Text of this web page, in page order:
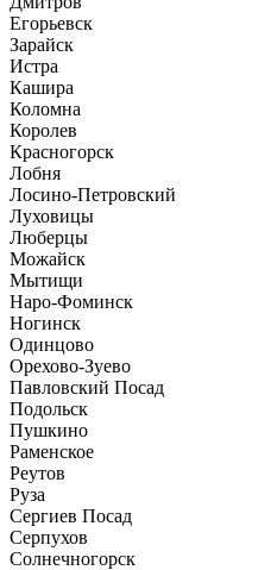
Егорьевск
Зарайск
Истра
Кашира
Коломна
Королев
Красногорск
Лобня
Лосино-Петровский
Луховицы
Люберцы
Можайск
Мытищи
Наро-Фоминск
Ногинск
Одинцово
Орехово-Зуево
Павловский Посад
Подольск
Пушкино
Раменское
Реутов
Руза
Сергиев Посад
Серпухов
Солнечногорск